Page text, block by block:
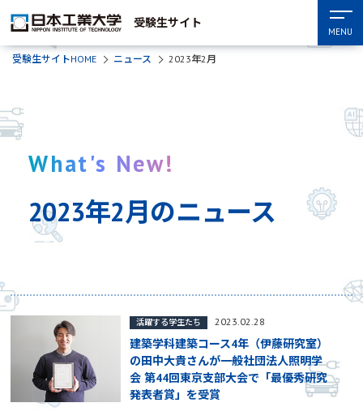
受験生サイト
MENU
受験生サイトHOME ニュース 2023年2月
What's New!
2023年2月のニュース
建築学科建築コース4年（伊藤研究室）
の田中大貴さんが一般社団法人照明学
会 第44回東京支部大会で「最優秀研究
発表者賞」を受賞
活躍する学生たち 2023.02.28